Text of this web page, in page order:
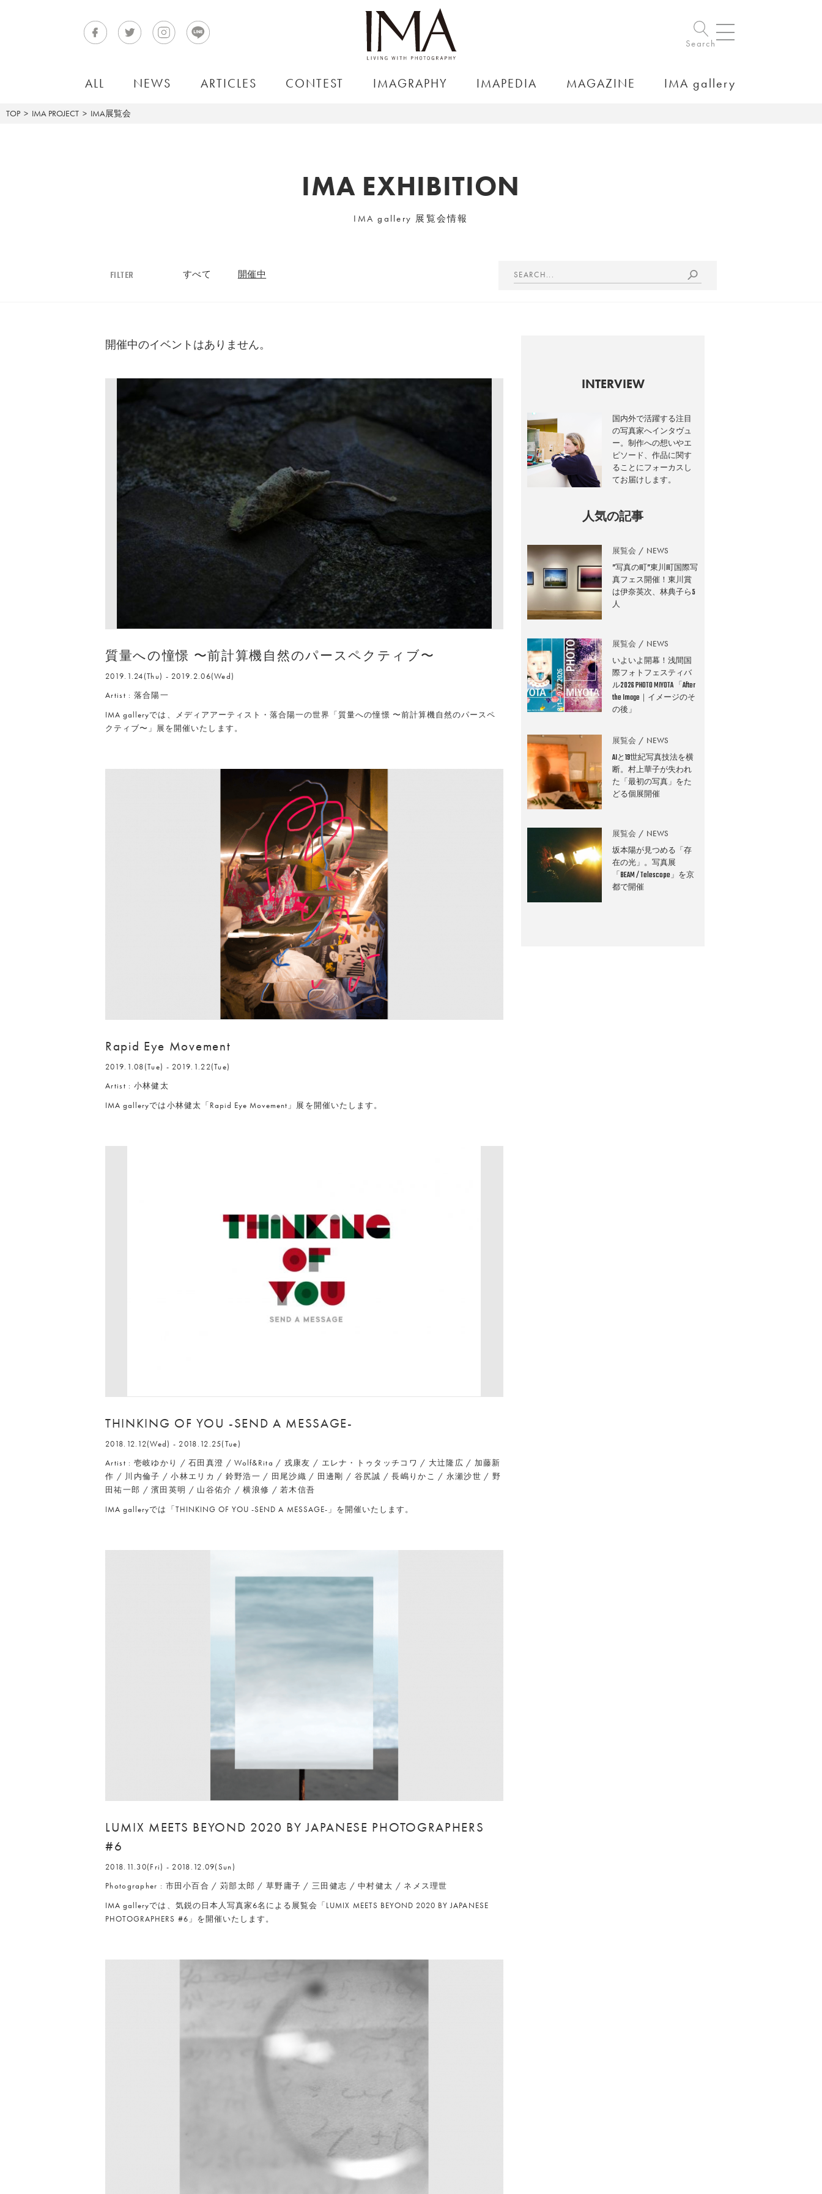
Search
ALL NEWS ARTICLES CONTEST IMAGRAPHY IMAPEDIA MAGAZINE IMA gallery
TOP IMA PROJECT IMA展覧会
IMA EXHIBITION
IMA gallery 展覧会情報
FILTER すべて 開催中
開催中のイベントはありません。
質量への憧憬 〜前計算機自然のパースペクティブ〜
2019.1.24(Thu) - 2019.2.06(Wed)
Artist : 落合陽一
IMA galleryでは、メディアアーティスト・落合陽一の世界「質量への憧憬 〜前計算機自然のパースペ
クティブ〜」展を開催いたします。
Rapid Eye Movement
2019.1.08(Tue) - 2019.1.22(Tue)
Artist : 小林健太
IMA galleryでは小林健太「Rapid Eye Movement」展を開催いたします。
THINKING OF YOU -SEND A MESSAGE-
2018.12.12(Wed) - 2018.12.25(Tue)
Artist : 壱岐ゆかり / 石田真澄 / Wolf&Rita / 戎康友 / エレナ・トゥタッチコワ / 大辻隆広 / 加藤新
作 / 川内倫子 / 小林エリカ / 鈴野浩一 / 田尾沙織 / 田邊剛 / 谷尻誠 / 長嶋りかこ / 永瀬沙世 / 野
田祐一郎 / 濱田英明 / 山谷佑介 / 横浪修 / 若木信吾
IMA galleryでは「THINKING OF YOU -SEND A MESSAGE-」を開催いたします。
LUMIX MEETS BEYOND 2020 BY JAPANESE PHOTOGRAPHERS
#6
2018.11.30(Fri) - 2018.12.09(Sun)
Photographer : 市田小百合 / 苅部太郎 / 草野庸子 / 三田健志 / 中村健太 / ネメス理世
IMA galleryでは、気鋭の日本人写真家6名による展覧会「LUMIX MEETS BEYOND 2020 BY JAPANESE
PHOTOGRAPHERS #6」を開催いたします。
INTERVIEW
国内外で活躍する注目
の写真家へインタヴュ
ー。制作への想いやエ
ピソード、作品に関す
ることにフォーカスし
てお届けします。
人気の記事
展覧会 NEWS
”写真の町”東川町国際写
真フェス開催！東川賞
は伊奈英次、林典子ら5
人
展覧会 NEWS
いよいよ開幕！浅間国
際フォトフェスティバ
ル2026 PHOTO MIYOTA 「After
the Image｜イメージのそ
の後」
展覧会 NEWS
AIと19世紀写真技法を横
断。村上華子が失われ
た「最初の写真」をた
どる個展開催
展覧会 NEWS
坂本陽が見つめる「存
在の光」。写真展
「BEAM / Telescope」を京
都で開催